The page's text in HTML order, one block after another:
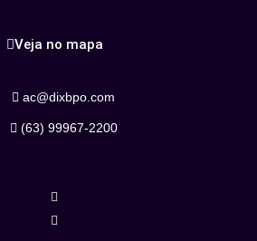
Veja no mapa
ac@dixbpo.com
(63) 99967-2200